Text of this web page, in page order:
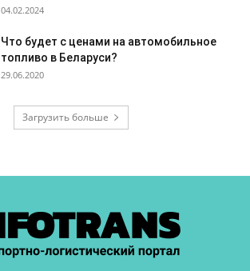
04.02.2024
Что будет с ценами на автомобильное
топливо в Беларуси?
29.06.2020
Загрузить больше